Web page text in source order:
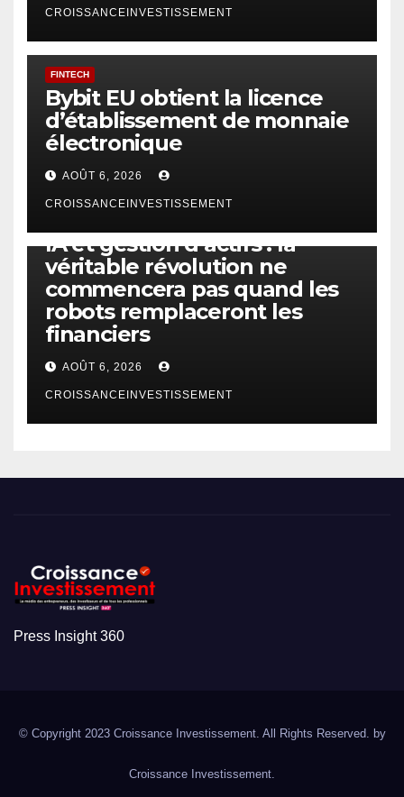
CROISSANCEINVESTISSEMENT
FINTECH
Bybit EU obtient la licence
d’établissement de monnaie
électronique
AOÛT 6, 2026
CROISSANCEINVESTISSEMENT
IA et gestion d’actifs : la
véritable révolution ne
commencera pas quand les
robots remplaceront les
financiers
AOÛT 6, 2026
CROISSANCEINVESTISSEMENT
Press Insight 360
© Copyright 2023 Croissance Investissement. All Rights Reserved. by
Croissance Investissement.